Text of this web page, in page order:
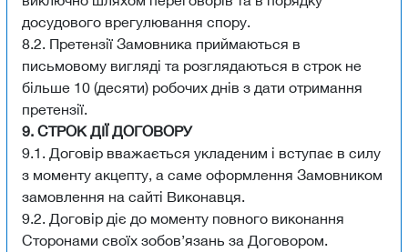
досудового врегулювання спору.
8.2. Претензії Замовника приймаються в
письмовому вигляді та розглядаються в строк не
більше 10 (десяти) робочих днів з дати отримання
претензії.
9. СТРОК ДІЇ ДОГОВОРУ
9.1. Договір вважається укладеним і вступає в силу
з моменту акцепту, а саме оформлення Замовником
замовлення на сайті Виконавця.
9.2. Договір діє до моменту повного виконання
Сторонами своїх зобов’язань за Договором.